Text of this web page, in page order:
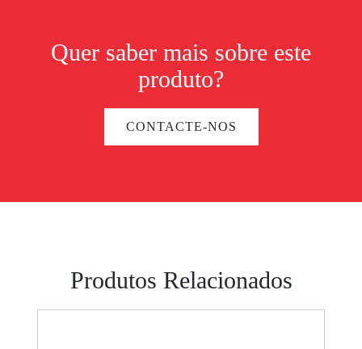
Quer saber mais sobre este
produto?
CONTACTE-NOS
Produtos Relacionados